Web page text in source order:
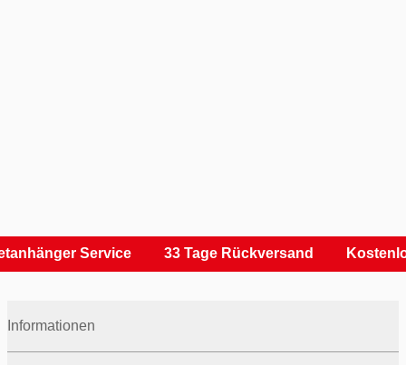
Service 33 Tage Rückversand
Informationen